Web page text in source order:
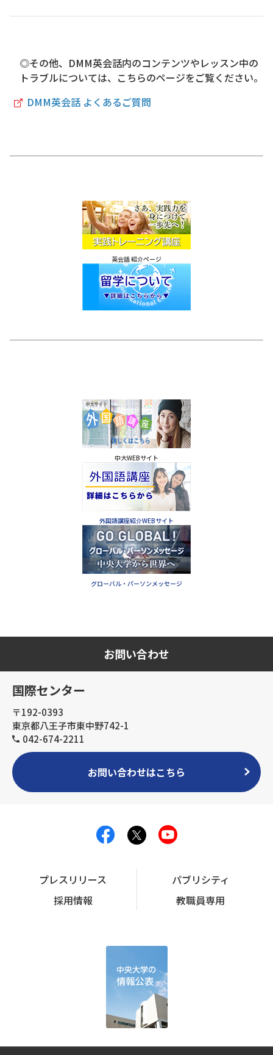
◎その他、DMM英会話内のコンテンツやレッスン中の
トラブルについては、こちらのページをご覧ください。
DMM英会話 よくあるご質問
英会話 紹介ページ
中大WEBサイト
外国語講座紹介WEBサイト
グローバル・パーソンメッセージ
お問い合わせ
国際センター
〒192-0393
東京都八王子市東中野742-1
042-674-2211
お問い合わせはこちら
プレスリリース
パブリシティ
採用情報
教職員専用